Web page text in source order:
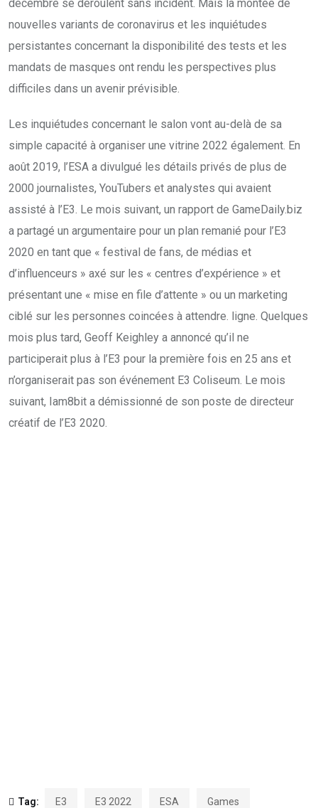
décembre se déroulent sans incident. Mais la montée de
nouvelles variants de coronavirus et les inquiétudes
persistantes concernant la disponibilité des tests et les
mandats de masques ont rendu les perspectives plus
difficiles dans un avenir prévisible.
Les inquiétudes concernant le salon vont au-delà de sa
simple capacité à organiser une vitrine 2022 également. En
août 2019, l’ESA a divulgué les détails privés de plus de
2000 journalistes, YouTubers et analystes qui avaient
assisté à l’E3. Le mois suivant, un rapport de GameDaily.biz
a partagé un argumentaire pour un plan remanié pour l’E3
2020 en tant que « festival de fans, de médias et
d’influenceurs » axé sur les « centres d’expérience » et
présentant une « mise en file d’attente » ou un marketing
ciblé sur les personnes coincées à attendre. ligne. Quelques
mois plus tard, Geoff Keighley a annoncé qu’il ne
participerait plus à l’E3 pour la première fois en 25 ans et
n’organiserait pas son événement E3 Coliseum. Le mois
suivant, Iam8bit a démissionné de son poste de directeur
créatif de l’E3 2020.
Tag: E3 E3 2022 ESA Games